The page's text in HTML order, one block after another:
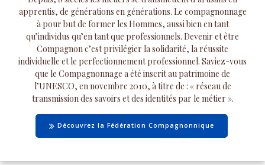
apprentis, de générations en générations. Le compagnonnage
à pour but de former les Hommes, aussi bien en tant
qu’individus qu’en tant que professionnels. Devenir et être
Compagnon c’est privilégier la solidarité, la réussite
individuelle et le perfectionnement professionnel. Saviez-vous
que le Compagnonnage a été inscrit au patrimoine de
l’UNESCO, en novembre 2010, à titre de : « réseau de
transmission des savoirs et des identités par le métier ».
Découvrez la Fédération Compagnonnique